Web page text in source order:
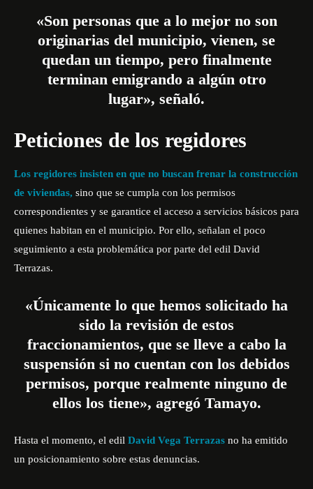
«Son personas que a lo mejor no son
originarias del municipio, vienen, se
quedan un tiempo, pero finalmente
terminan emigrando a algún otro
lugar», señaló.
Peticiones de los regidores
Los regidores insisten en que no buscan frenar la construcción
de viviendas, sino que se cumpla con los permisos
correspondientes y se garantice el acceso a servicios básicos para
quienes habitan en el municipio. Por ello, señalan el poco
seguimiento a esta problemática por parte del edil David
Terrazas.
«Únicamente lo que hemos solicitado ha
sido la revisión de estos
fraccionamientos, que se lleve a cabo la
suspensión si no cuentan con los debidos
permisos, porque realmente ninguno de
ellos los tiene», agregó Tamayo.
Hasta el momento, el edil David Vega Terrazas no ha emitido
un posicionamiento sobre estas denuncias.